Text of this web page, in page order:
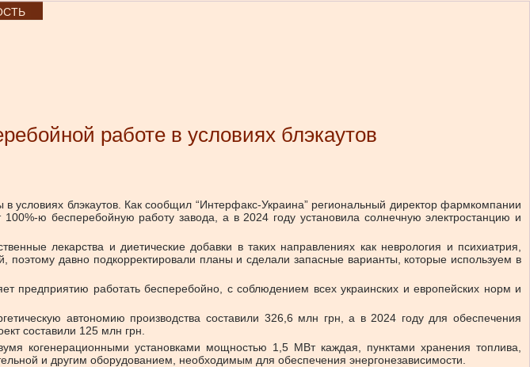
работе в условиях блэкаутов
блэкаутов. Как сообщил “Интерфакс-Украина” региональный директор фармкомпании
ю бесперебойную работу завода, а в 2024 году установила солнечную электростанцию и
лекарства и диетические добавки в таких направлениях как неврология и психиатрия,
давно подкорректировали планы и сделали запасные варианты, которые используем в
предприятию работать бесперебойно, с соблюдением всех украинских и европейских норм и
автономию производства составили 326,6 млн грн, а в 2024 году для обеспечения
составили 125 млн грн.
когенерационными установками мощностью 1,5 МВт каждая, пунктами хранения топлива,
и другим оборудованием, необходимым для обеспечения энергонезависимости.